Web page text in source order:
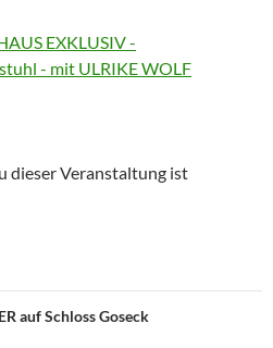
EXKLUSIV -
- mit ULRIKE WOLF
dieser Veranstaltung ist
auf Schloss Goseck